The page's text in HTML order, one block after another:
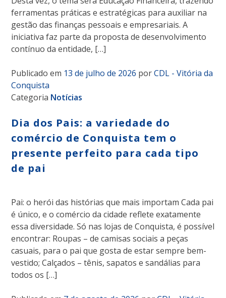
ferramentas práticas e estratégicas para auxiliar na
gestão das finanças pessoais e empresariais. A
iniciativa faz parte da proposta de desenvolvimento
contínuo da entidade, […]
Publicado em 13 de julho de 2026 porCDL - Vitória da
Conquista
Categoria Notícias
Dia dos Pais: a variedade do
comércio de Conquista tem o
presente perfeito para cada tipo
de pai
Pai: o herói das histórias que mais importam Cada pai
é único, e o comércio da cidade reflete exatamente
essa diversidade. Só nas lojas de Conquista, é possível
encontrar: Roupas – de camisas sociais a peças
casuais, para o pai que gosta de estar sempre bem-
vestido; Calçados – tênis, sapatos e sandálias para
todos os […]